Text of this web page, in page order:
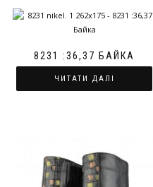
8231 :36,37 БАЙКА
ЧИТАТИ ДАЛІ